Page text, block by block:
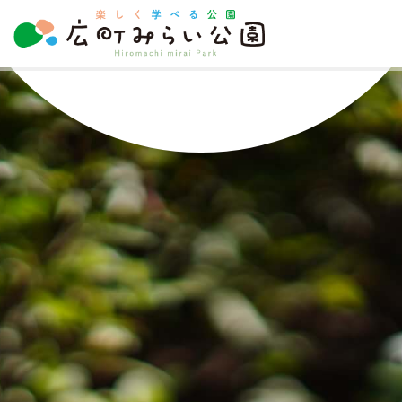
楽
し
く
べ
る
公
園
町
み
ら
い
公
園